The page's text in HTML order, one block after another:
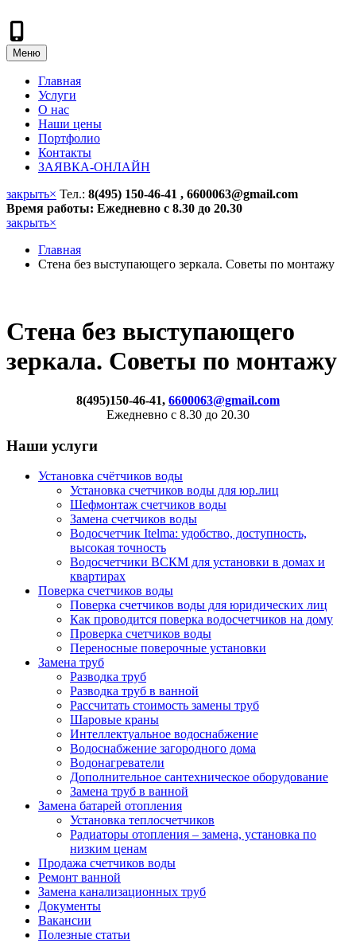
Меню
Главная
Услуги
О нас
Наши цены
Портфолио
Контакты
ЗАЯВКА-ОНЛАЙН
закрыть× Тел.: 8(495) 150-46-41 , 6600063@gmail.com
Время работы: Ежедневно с 8.30 до 20.30
закрыть×
Главная
Стена без выступающего зеркала. Советы по монтажу
Стена без выступающего
зеркала. Советы по монтажу
8(495)150-46-41, 6600063@gmail.com
Ежедневно с 8.30 до 20.30
Наши услуги
Установка счётчиков воды
Установка счетчиков воды для юр.лиц
Шефмонтаж счетчиков воды
Замена счетчиков воды
Водосчетчик Itelma: удобство, доступность,
высокая точность
Водосчетчики ВСКМ для установки в домах и
квартирах
Поверка счетчиков воды
Поверка счетчиков воды для юридических лиц
Как проводится поверка водосчетчиков на дому
Проверка счетчиков воды
Переносные поверочные установки
Замена труб
Разводка труб
Разводка труб в ванной
Рассчитать стоимость замены труб
Шаровые краны
Интеллектуальное водоснабжение
Водоснабжение загородного дома
Водонагреватели
Дополнительное сантехническое оборудование
Замена труб в ванной
Замена батарей отопления
Установка теплосчетчиков
Радиаторы отопления – замена, установка по
низким ценам
Продажа счетчиков воды
Ремонт ванной
Замена канализационных труб
Документы
Вакансии
Полезные статьи